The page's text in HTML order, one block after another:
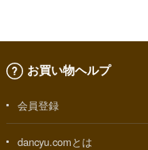
お買い物ヘルプ
会員登録
dancyu.comとは